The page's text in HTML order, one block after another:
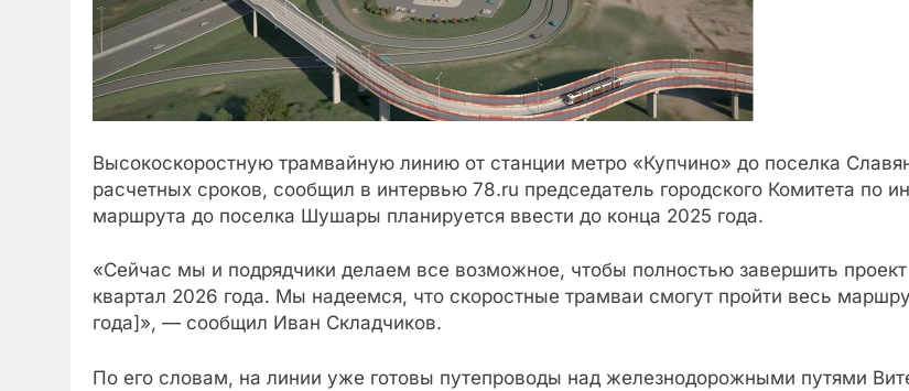
Высокоскоростную трамвайную линию от станции метро «Купчино» до поселка
расчетных сроков, сообщил в интервью 78.ru председатель городского Комитета по
маршрута до поселка Шушары планируется ввести до конца 2025 года.
«Сейчас мы и подрядчики делаем все возможное, чтобы полностью завершить
квартал 2026 года. Мы надеемся, что скоростные трамваи смогут пройти весь
года]», — сообщил Иван Складчиков.
По его словам, на линии уже готовы путепроводы над железнодорожными путями